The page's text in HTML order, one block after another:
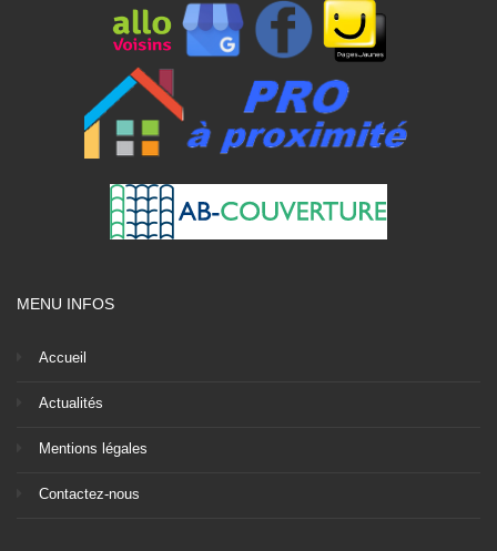
MENU INFOS
Accueil
Actualités
Mentions légales
Contactez-nous